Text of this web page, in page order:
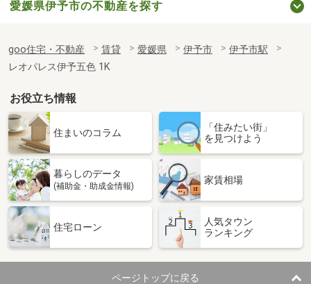
愛媛県伊予市の不動産を探す
goo住宅・不動産 賃貸 愛媛県 伊予市
伊予市駅
レオパレス伊予五色 1K
お役立ち情報
住まいのコラム
「住みたい街」
を見つけよう
暮らしのデータ
(補助金・助成金情報)
家賃相場
住宅ローン
人気タウン
ランキング
ページトップに戻る